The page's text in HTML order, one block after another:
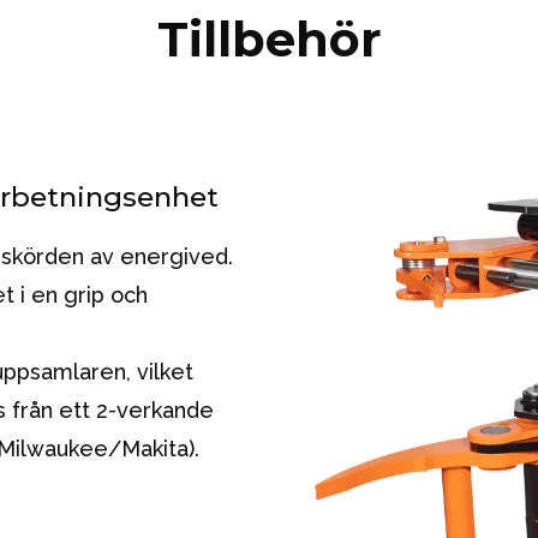
Tillbehör
av energived.
i en grip och
vilket
från ett 2-verkande
Makita).